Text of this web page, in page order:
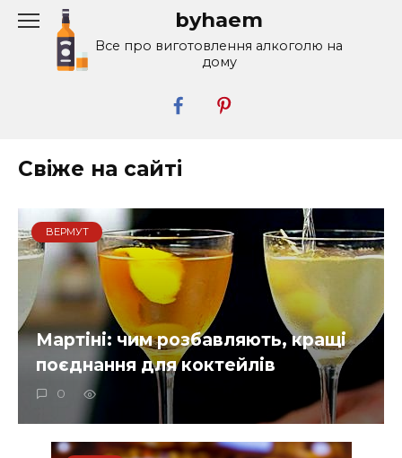
Перейти
содержанию
byhaem
Все про виготовлення алкоголю на
дому
Свіже на сайті
ВЕРМУТ
Мартіні: чим розбавляють, кращі
поєднання для коктейлів
0